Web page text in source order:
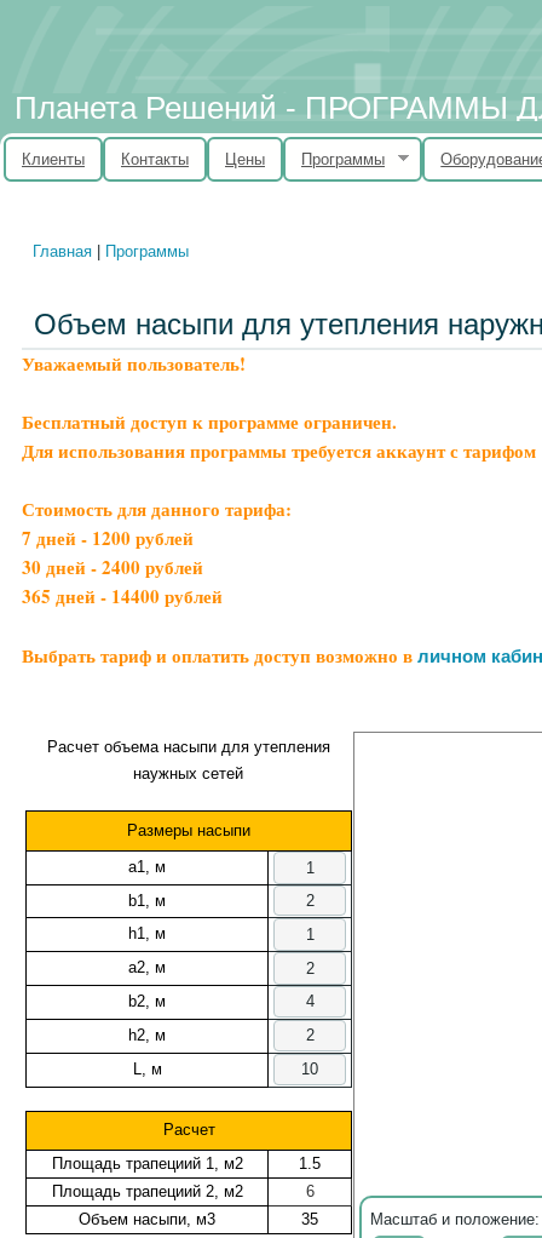
Планета Решений - ПРОГРАММЫ
Клиенты Контакты Цены Программы
Вы здесь
Главная | Программы
Объем насыпи для утепления
Уважаемый пользователь!
Бесплатный доступ к программе ограничен.
Для использования программы требуется аккаунт с
Стоимость для данного тарифа:
7 дней - 1200 рублей
30 дней - 2400 рублей
365 дней - 14400 рублей
Выбрать тариф и оплатить доступ возможно в личном
Расчет объема насыпи для утепления
наужных сетей
Размеры насыпи
a1, м
b1, м
h1, м
a2, м
b2, м
h2, м
L, м
Расчет
Площадь трапециий 1, м2
1.5
Площадь трапециий 2, м2
6
Объем насыпи, м3
35 Масштаб и положение: